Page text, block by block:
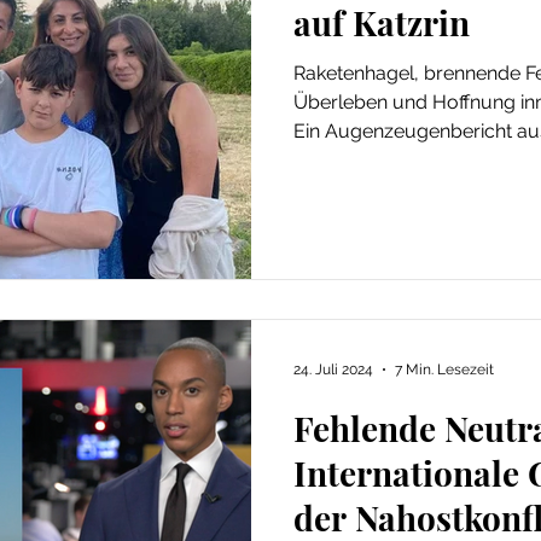
auf Katzrin
Raketenhagel, brennende
Überleben und Hoffnung
Ein Augenzeugenbericht
Fehlende
Internationale
der
24. Juli 2024 7 Min. Lesezeit